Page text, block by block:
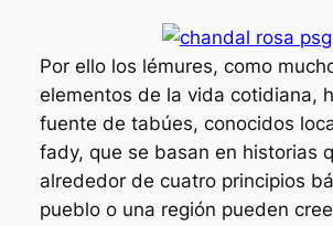
Por ello los lémures, como
elementos de la vida cotidiana,
fuente de tabúes, conocidos
fady, que se basan en historias
alrededor de cuatro principios
pueblo o una región pueden